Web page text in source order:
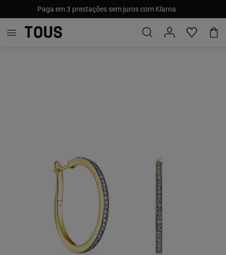
Paga em 3 prestações sem juros com Klarna